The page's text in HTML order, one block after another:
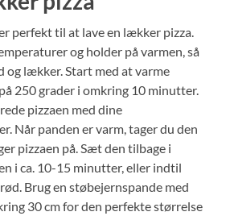
perfekt til at lave en lækker pizza.
og holder på varmen, så
og lækker. Start med at varme
250 grader i omkring 10 minutter.
pizzaen med dine
Når panden er varm, tager du den
pizzaen på. Sæt den tilbage i
i ca. 10-15 minutter, eller indtil
Brug en støbejernspande med
30 cm for den perfekte størrelse